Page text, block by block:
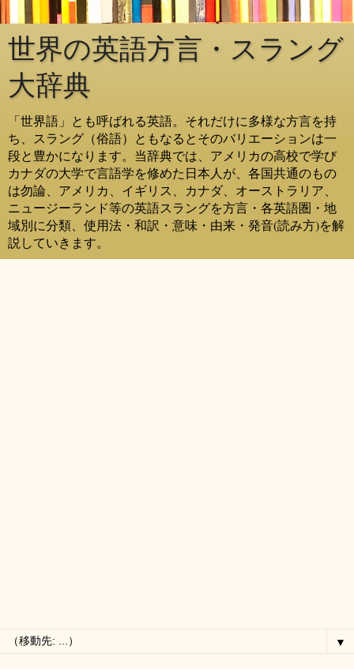
世界の英語方言・スラング
大辞典
「世界語」とも呼ばれる英語。それだけに多様な方言を持
ち、スラング（俗語）ともなるとそのバリエーションは一
段と豊かになります。当辞典では、アメリカの高校で学び
カナダの大学で言語学を修めた日本人が、各国共通のもの
は勿論、アメリカ、イギリス、カナダ、オーストラリア、
ニュージーランド等の英語スラングを方言・各英語圏・地
域別に分類、使用法・和訳・意味・由来・発音(読み方)を解
説していきます。
▼